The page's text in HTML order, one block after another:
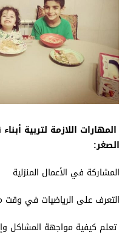
المهارات اللازمة لتربية
الصغر:
المشاركة في الأعمال المنزلية
التعرف على الرياضيات في وقت
تعلم كيفية مواجهة المشاكل